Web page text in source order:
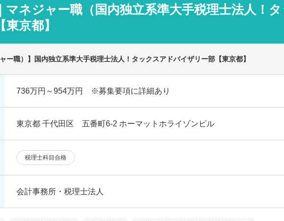
転職成功事例
非公開求人とは？
ご
はじめての転職の方へ
2回目以降の転職の方へ
科目合格者の転職
年収診断
試験科目の一覧と概要
税理士試験合格後の流れ
税理士科目合格の転職
会計事務所・税理士法人への転職
マネジャー職（国内独立系準大手税理士法人！
京都】
ー職）】国内独立系準大手税理士法人！タックスアドバイザリー部【東京都】
736万円～954万円 ※募集要項に詳細あり
東京都 千代田区 五番町6-2 ホーマットホライゾンビル
税理士科目合格
会計事務所・税理士法人